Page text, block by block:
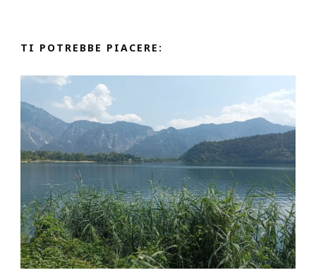
TI POTREBBE PIACERE: